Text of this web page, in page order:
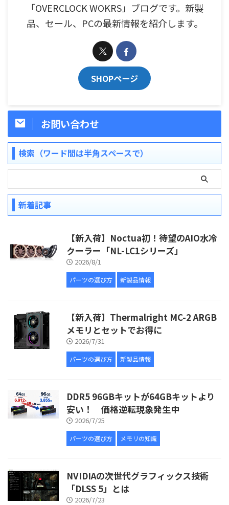
「OVERCLOCK WOKRS」ブログです。新製
品、セール、PCの最新情報を紹介します。
SHOPページ
お問い合わせ
検索（ワード間は半角スペースで）
新着記事
【新入荷】Noctua初！待望のAIO水冷
クーラー「NL-LC1シリーズ」
2026/8/1
パーツの選び方 新製品情報
【新入荷】Thermalright MC-2 ARGB
メモリとセットでお得に
2026/7/31
パーツの選び方 新製品情報
DDR5 96GBキットが64GBキットより
安い！ 価格逆転現象発生中
2026/7/25
パーツの選び方 メモリの知識
NVIDIAの次世代グラフィックス技術
「DLSS 5」とは
2026/7/23